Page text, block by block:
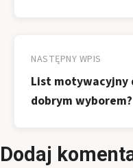
NASTĘPNY WPIS
List
dobrym wyborem?
Dodaj